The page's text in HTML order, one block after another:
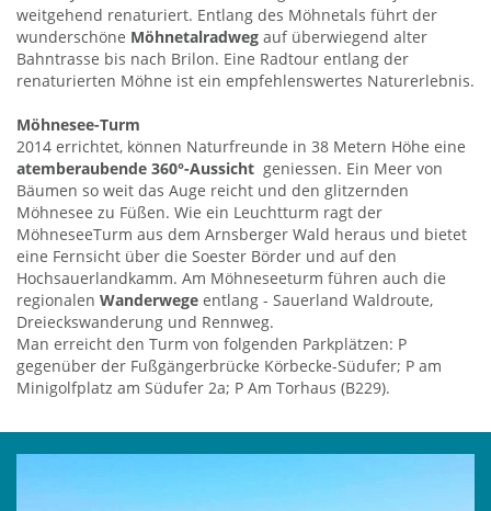
weitgehend renaturiert. Entlang des Möhnetals führt der
wunderschöne Möhnetalradweg auf überwiegend alter
Bahntrasse bis nach Brilon. Eine Radtour entlang der
renaturierten Möhne ist ein empfehlenswertes Naturerlebnis.
Möhnesee-Turm
2014 errichtet, können Naturfreunde in 38 Metern Höhe eine
atemberaubende 360°-Aussicht geniessen. Ein Meer von
Bäumen so weit das Auge reicht und den glitzernden
Möhnesee zu Füßen. Wie ein Leuchtturm ragt der
MöhneseeTurm aus dem Arnsberger Wald heraus und bietet
eine Fernsicht über die Soester Börder und auf den
Hochsauerlandkamm. Am Möhneseeturm führen auch die
regionalen Wanderwege entlang - Sauerland Waldroute,
Dreieckswanderung und Rennweg.
Man erreicht den Turm von folgenden Parkplätzen: P
gegenüber der Fußgängerbrücke Körbecke-Südufer; P am
Minigolfplatz am Südufer 2a; P Am Torhaus (B229).